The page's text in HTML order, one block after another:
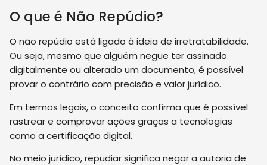
O que é Não Repúdio?
O não repúdio está ligado à ideia de irretratabilidade.
Ou seja, mesmo que alguém negue ter assinado
digitalmente ou alterado um documento, é possível
provar o contrário com precisão e valor jurídico.
Em termos legais, o conceito confirma que é possível
rastrear e comprovar ações graças a tecnologias
como a certificação digital.
No meio jurídico, repudiar significa negar a autoria de